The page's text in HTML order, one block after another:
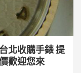
北收購手錶 提
歡迎您來